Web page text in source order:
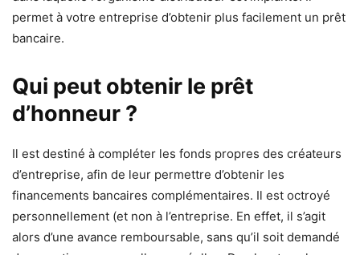
permet à votre entreprise d’obtenir plus facilement un prêt
bancaire.
Qui peut obtenir le prêt
d’honneur ?
Il est destiné à compléter les fonds propres des créateurs
d’entreprise, afin de leur permettre d’obtenir les
financements bancaires complémentaires. Il est octroyé
personnellement (et non à l’entreprise. En effet, il s’agit
alors d’une avance remboursable, sans qu’il soit demandé